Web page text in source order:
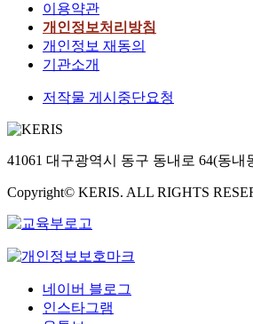
이용약관
개인정보처리방침
개인정보 재동의
기관소개
저작물 게시중단요청
41061 대구광역시 동구 동내로 64(동내
Copyright© KERIS. ALL RIGHTS
네이버 블로그
인스타그램